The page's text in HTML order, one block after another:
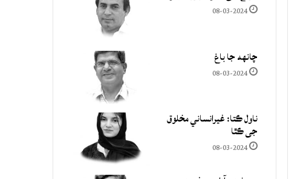
08-03-2024
چانهه جا باغ
08-03-2024
ناول ڪتا: غيرانساني مخلوق
جي ڪٿا
08-03-2024